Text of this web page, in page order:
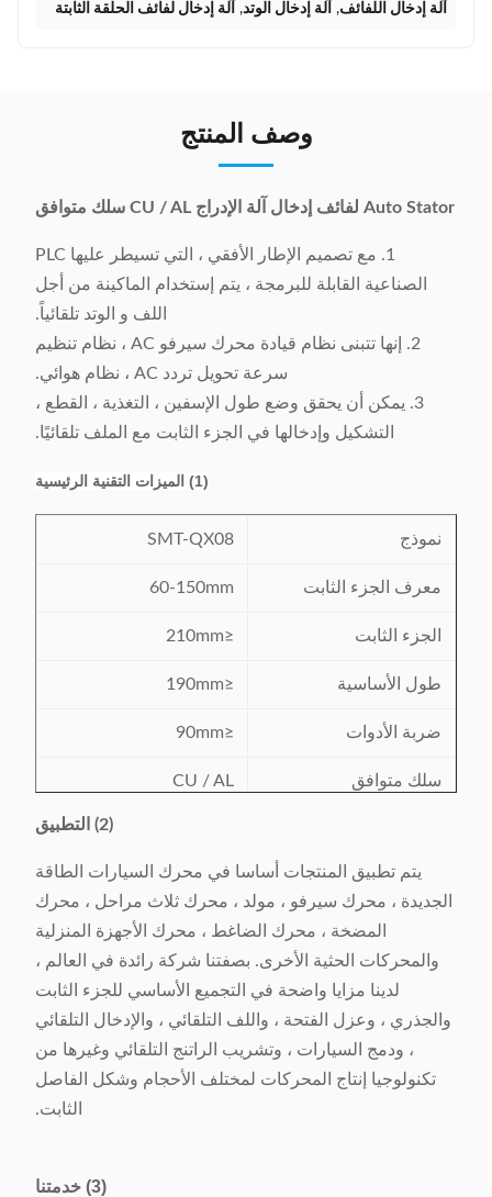
آلة إدخال اللفائف, آلة إدخال الوتد, آلة إدخال لفائف الحلقة الثابتة
وصف المنتج
Auto Stator لفائف إدخال آلة الإدراج CU / AL سلك متوافق
1. مع تصميم الإطار الأفقي ، التي تسيطر عليها PLC
الصناعية القابلة للبرمجة ، يتم إستخدام الماكينة من أجل
اللف و الوتد تلقائياً.
2. إنها تتبنى نظام قيادة محرك سيرفو AC ، نظام تنظيم
سرعة تحويل تردد AC ، نظام هوائي.
3. يمكن أن يحقق وضع طول الإسفين ، التغذية ، القطع ،
التشكيل وإدخالها في الجزء الثابت مع الملف تلقائيًا.
(1) الميزات التقنية الرئيسية
نموذج SMT-QX08
معرف الجزء الثابت 60-150mm
الجزء الثابت ≤210mm
طول الأساسية ≤190mm
ضربة الأدوات ≤90mm
سلك متوافق CU / AL
مزود الطاقة 380V / 50 / 60Hz 5Kw
1050kg
البعد
(L) 2370 × (W) × 1160
(H) 1710mm
(2) التطبيق
يتم تطبيق المنتجات أساسا في محرك السيارات الطاقة
الجديدة ، محرك سيرفو ، مولد ، محرك ثلاث مراحل ، محرك
المضخة ، محرك الضاغط ، محرك الأجهزة المنزلية
والمحركات الحثية الأخرى. بصفتنا شركة رائدة في العالم ،
لدينا مزايا واضحة في التجميع الأساسي للجزء الثابت
والجذري ، وعزل الفتحة ، واللف التلقائي ، والإدخال التلقائي
، ودمج السيارات ، وتشريب الراتنج التلقائي وغيرها من
تكنولوجيا إنتاج المحركات لمختلف الأحجام وشكل الفاصل
الثابت.
(3) خدمتنا